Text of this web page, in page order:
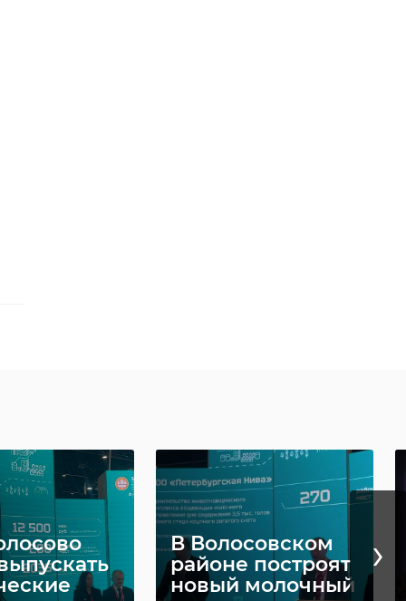
В Волосовском
районе построят
новый молочный
›